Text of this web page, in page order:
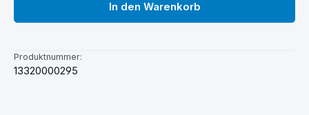
In den Warenkorb
Produktnummer:
13320000295